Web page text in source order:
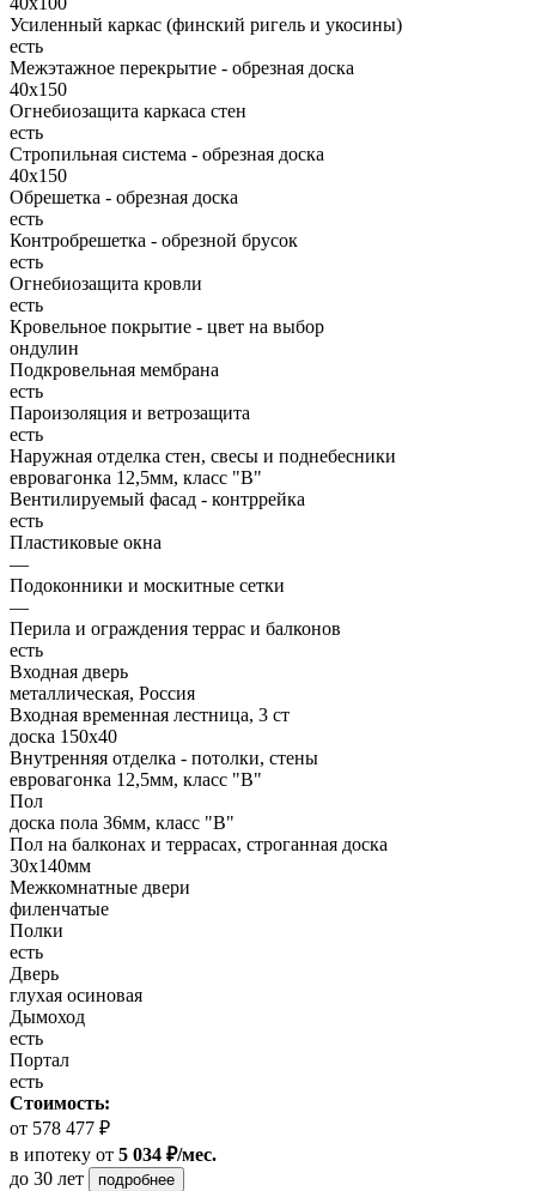
Усиленный каркас (финский ригель и укосины)
есть
Межэтажное перекрытие - обрезная доска
40х150
Огнебиозащита каркаса стен
есть
Стропильная система - обрезная доска
40х150
Обрешетка - обрезная доска
есть
Контробрешетка - обрезной брусок
есть
Огнебиозащита кровли
есть
Кровельное покрытие - цвет на выбор
ондулин
Подкровельная мембрана
есть
Пароизоляция и ветрозащита
есть
Наружная отделка стен, свесы и поднебесники
евровагонка 12,5мм, класс "В"
Вентилируемый фасад - контррейка
есть
Пластиковые окна
—
Подоконники и москитные сетки
—
Перила и ограждения террас и балконов
есть
Входная дверь
металлическая, Россия
Входная временная лестница, 3 ст
доска 150х40
Внутренняя отделка - потолки, стены
евровагонка 12,5мм, класс "В"
Пол
доска пола 36мм, класс "B"
Пол на балконах и террасах, строганная доска
30x140мм
Межкомнатные двери
филенчатые
Полки
есть
Дверь
глухая осиновая
Дымоход
есть
Портал
есть
Стоимость:
от 578 477 ₽
в ипотеку от 5 034 ₽/мес.
до 30 лет
подробнее